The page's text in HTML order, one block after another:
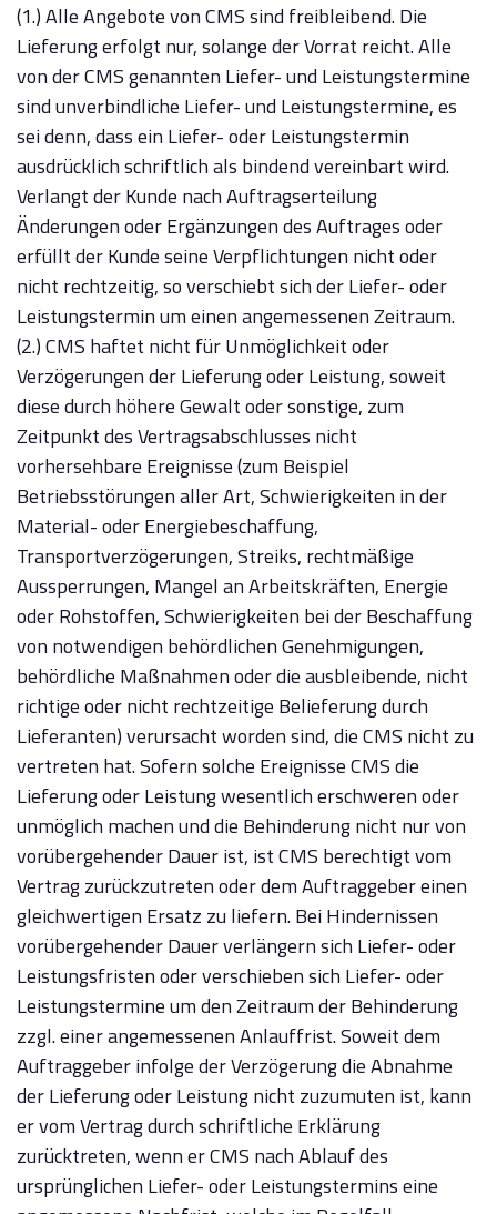
(1.) Alle Angebote von CMS sind freibleibend. Die
Lieferung erfolgt nur, solange der Vorrat reicht. Alle
von der CMS genannten Liefer- und Leistungstermine
sind unverbindliche Liefer- und Leistungstermine, es
sei denn, dass ein Liefer- oder Leistungstermin
ausdrücklich schriftlich als bindend vereinbart wird.
Verlangt der Kunde nach Auftragserteilung
Änderungen oder Ergänzungen des Auftrages oder
erfüllt der Kunde seine Verpflichtungen nicht oder
nicht rechtzeitig, so verschiebt sich der Liefer- oder
Leistungstermin um einen angemessenen Zeitraum.
(2.) CMS haftet nicht für Unmöglichkeit oder
Verzögerungen der Lieferung oder Leistung, soweit
diese durch höhere Gewalt oder sonstige, zum
Zeitpunkt des Vertragsabschlusses nicht
vorhersehbare Ereignisse (zum Beispiel
Betriebsstörungen aller Art, Schwierigkeiten in der
Material- oder Energiebeschaffung,
Transportverzögerungen, Streiks, rechtmäßige
Aussperrungen, Mangel an Arbeitskräften, Energie
oder Rohstoffen, Schwierigkeiten bei der Beschaffung
von notwendigen behördlichen Genehmigungen,
behördliche Maßnahmen oder die ausbleibende, nicht
richtige oder nicht rechtzeitige Belieferung durch
Lieferanten) verursacht worden sind, die CMS nicht zu
vertreten hat. Sofern solche Ereignisse CMS die
Lieferung oder Leistung wesentlich erschweren oder
unmöglich machen und die Behinderung nicht nur von
vorübergehender Dauer ist, ist CMS berechtigt vom
Vertrag zurückzutreten oder dem Auftraggeber einen
gleichwertigen Ersatz zu liefern. Bei Hindernissen
vorübergehender Dauer verlängern sich Liefer- oder
Leistungsfristen oder verschieben sich Liefer- oder
Leistungstermine um den Zeitraum der Behinderung
zzgl. einer angemessenen Anlauffrist. Soweit dem
Auftraggeber infolge der Verzögerung die Abnahme
der Lieferung oder Leistung nicht zuzumuten ist, kann
er vom Vertrag durch schriftliche Erklärung
zurücktreten, wenn er CMS nach Ablauf des
ursprünglichen Liefer- oder Leistungstermins eine